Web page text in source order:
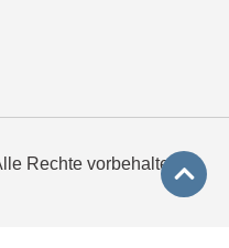
Rechte vorbehalten.